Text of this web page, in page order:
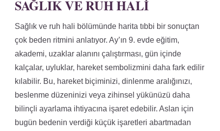
SAĞLIK VE RUH HALI
Sağlık ve ruh hali bölümünde harita tıbbi bir sonuçtan
çok beden ritmini anlatıyor. Ay’ın 9. evde eğitim,
akademi, uzaklar alanını çalıştırması, gün içinde
kalçalar, uyluklar, hareket sembolizmini daha fark edilir
kılabilir. Bu, hareket biçiminizi, dinlenme aralığınızı,
beslenme düzeninizi veya zihinsel yükünüzü daha
bilinçli ayarlama ihtiyacına işaret edebilir. Aslan için
bugün bedenin verdiği küçük işaretleri abartmadan